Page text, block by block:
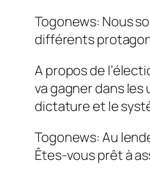
Togonews: Nous
différents
A propos de
va gagner dans
dictature et le
Togonews: Au
Êtes-vous prêt à